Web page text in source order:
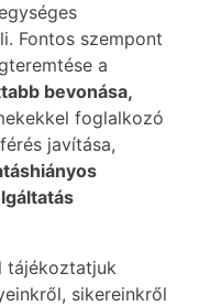
Fontos szempont
a
bevonása,
foglalkozó
javítása,
tájékoztatjuk
sikereinkről